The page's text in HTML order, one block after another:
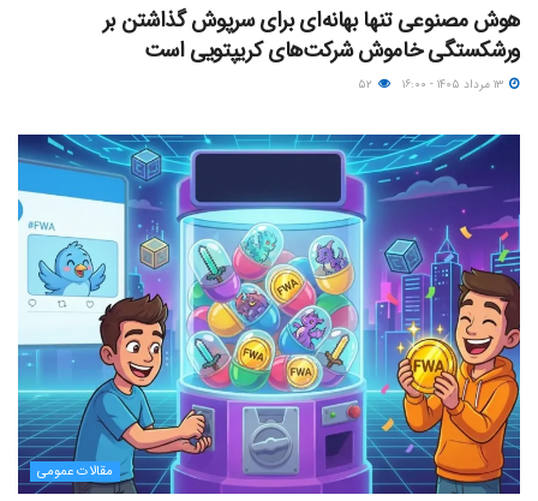
هوش مصنوعی تنها بهانه‌ای برای سرپوش گذاشتن بر
ورشکستگی خاموش شرکت‌های کریپتویی است
مقالات عمومی